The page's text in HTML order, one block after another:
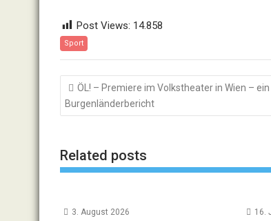
Post Views: 14.858
Sport
Beitragsnavigation
ÖL! – Premiere im Volkstheater in Wien – ein
Burgenländerbericht
Related posts
3. August 2026 16.